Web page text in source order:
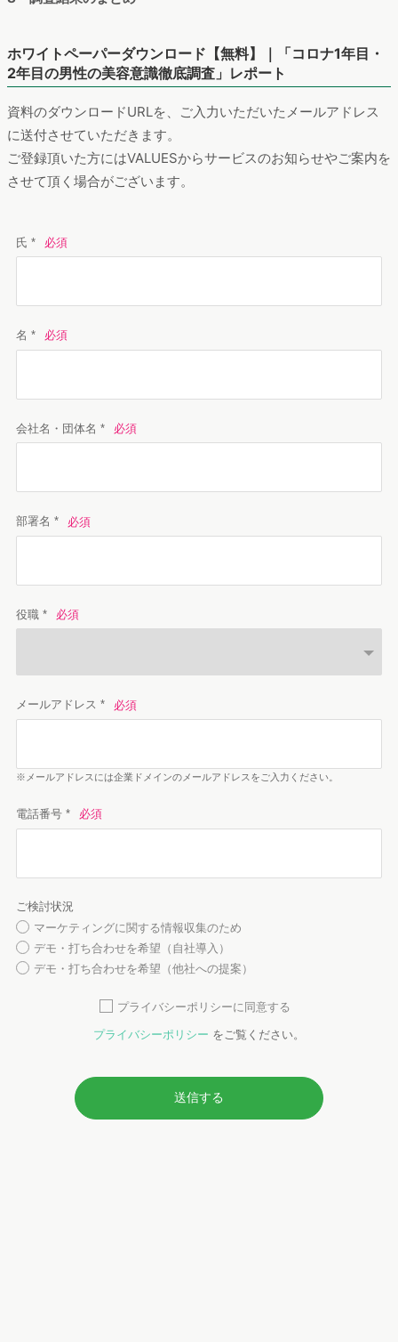
ホワイトペーパーダウンロード【無料】｜「コロナ1年目・
2年目の男性の美容意識徹底調査」レポート
資料のダウンロードURLを、ご入力いただいたメールアドレス
に送付させていただきます。
ご登録頂いた方にはVALUESからサービスのお知らせやご案内を
させて頂く場合がございます。